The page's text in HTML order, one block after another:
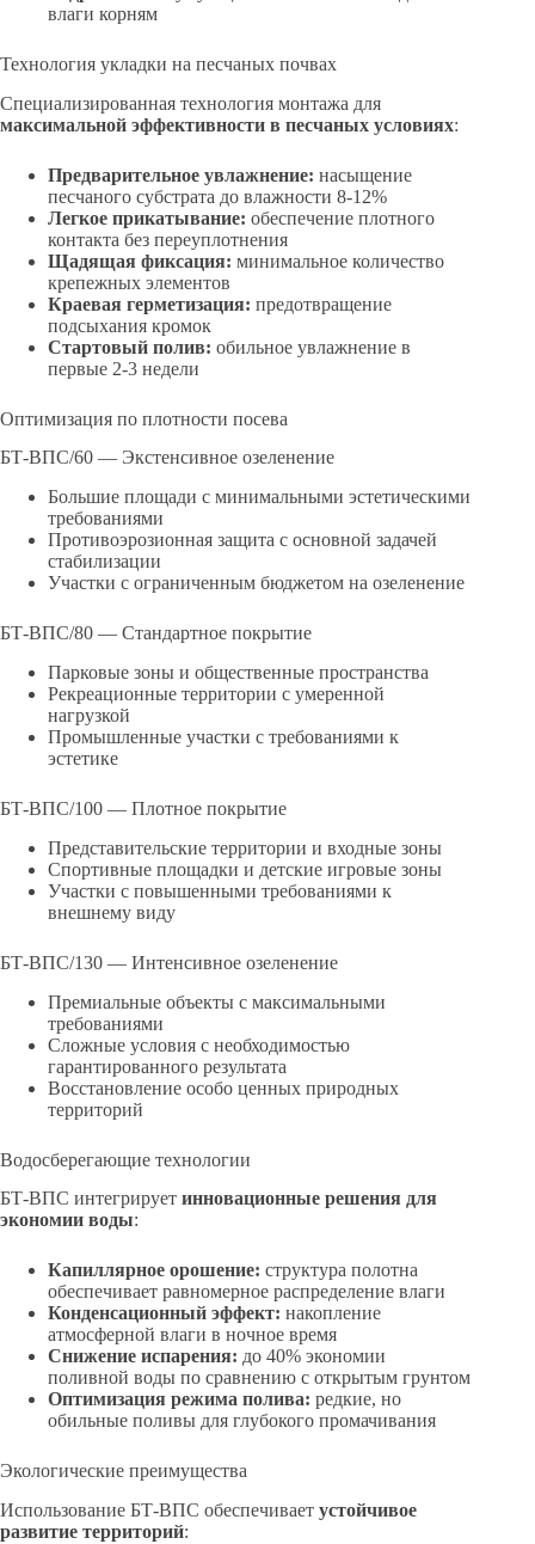
влаги корням
Технология укладки на песчаных почвах
Специализированная технология монтажа для
максимальной эффективности в песчаных условиях:
Предварительное увлажнение: насыщение
песчаного субстрата до влажности 8-12%
Легкое прикатывание: обеспечение плотного
контакта без переуплотнения
Щадящая фиксация: минимальное количество
крепежных элементов
Краевая герметизация: предотвращение
подсыхания кромок
Стартовый полив: обильное увлажнение в
первые 2-3 недели
Оптимизация по плотности посева
БТ-ВПС/60 — Экстенсивное озеленение
Большие площади с минимальными эстетическими
требованиями
Противоэрозионная защита с основной задачей
стабилизации
Участки с ограниченным бюджетом на озеленение
БТ-ВПС/80 — Стандартное покрытие
Парковые зоны и общественные пространства
Рекреационные территории с умеренной
нагрузкой
Промышленные участки с требованиями к
эстетике
БТ-ВПС/100 — Плотное покрытие
Представительские территории и входные зоны
Спортивные площадки и детские игровые зоны
Участки с повышенными требованиями к
внешнему виду
БТ-ВПС/130 — Интенсивное озеленение
Премиальные объекты с максимальными
требованиями
Сложные условия с необходимостью
гарантированного результата
Восстановление особо ценных природных
территорий
Водосберегающие технологии
БТ-ВПС интегрирует инновационные решения для
экономии воды:
Капиллярное орошение: структура полотна
обеспечивает равномерное распределение влаги
Конденсационный эффект: накопление
атмосферной влаги в ночное время
Снижение испарения: до 40% экономии
поливной воды по сравнению с открытым грунтом
Оптимизация режима полива: редкие, но
обильные поливы для глубокого промачивания
Экологические преимущества
Использование БТ-ВПС обеспечивает устойчивое
развитие территорий: